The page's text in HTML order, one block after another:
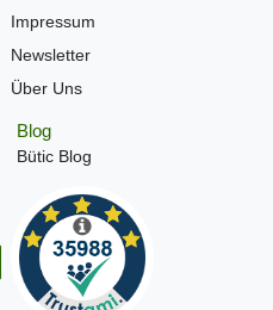
Impressum
Newsletter
Über Uns
Blog
Bütic Blog